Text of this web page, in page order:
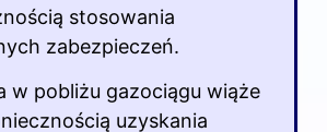
stosowania
zabezpieczeń.
w pobliżu gazociągu wiąże
uzyskania